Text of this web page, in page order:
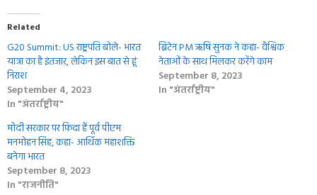
Related
G20 Summit: US राष्ट्रपति बोले- भारत
यात्रा का है इंतजार, लेकिन इस बात से हूं
निराश
September 4, 2023
In "अंतर्राष्ट्रीय"
ब्रिटेन PM ऋषि सुनक ने कहा- वैश्विक
नेताओं के साथ मिलकर करेंगे काम
September 8, 2023
In "अंतर्राष्ट्रीय"
मोदी सरकार पर फ़िदा हैं पूर्व पीएम
मनमोहन सिंह, कहा- आर्थिक महाशक्ति
बनेगा भारत
September 8, 2023
In "राजनीति"